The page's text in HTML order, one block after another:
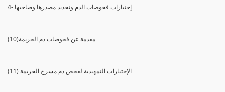
4- إختبارات فحوصات الدم وتحديد مصدرها وصاحبها
(10)مقدمة عن فحوصات دم الجريمة
(11) الإختبارات التمهيدية لفحص دم مسرح الجريمة